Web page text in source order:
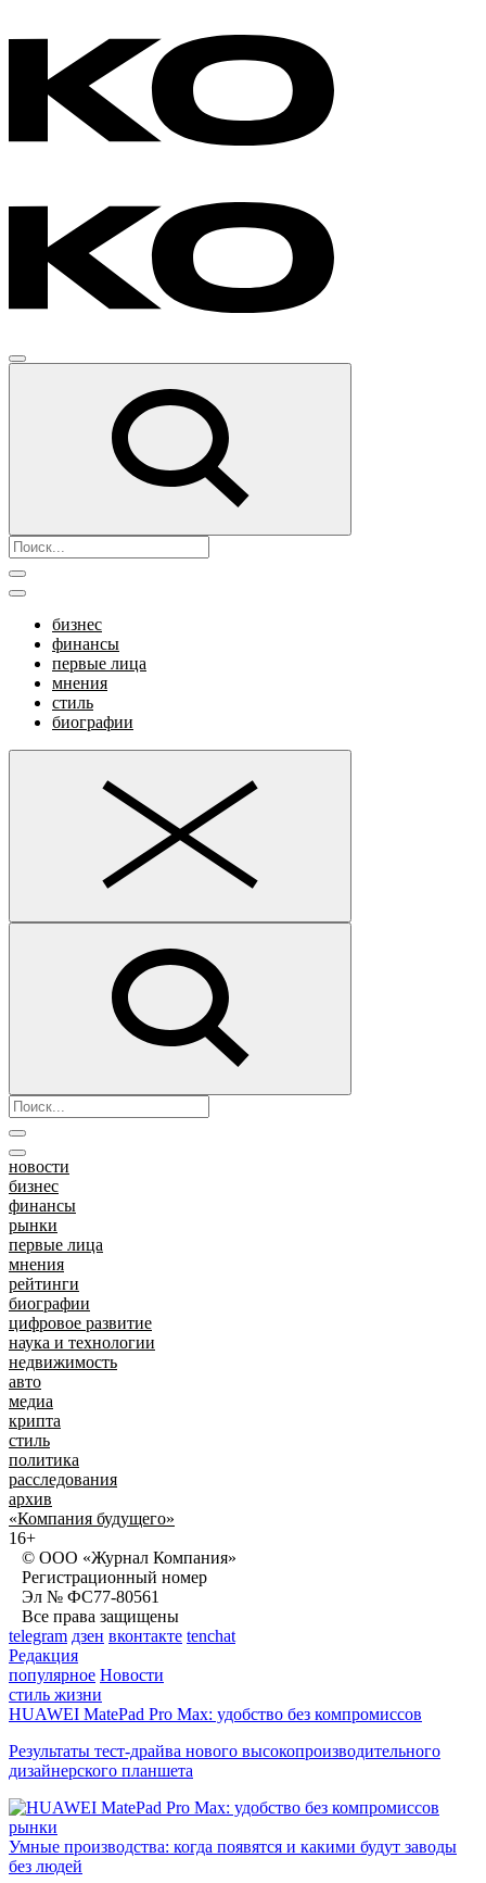
бизнес
финансы
первые лица
мнения
стиль
биографии
новости
бизнес
финансы
рынки
первые лица
мнения
рейтинги
биографии
цифровое развитие
наука и технологии
недвижимость
авто
медиа
крипта
стиль
политика
расследования
архив
«Компания будущего»
16+
© ООО «Журнал Компания»
Регистрационный номер
Эл № ФС77-80561
Все права защищены
telegram дзен вконтакте tenchat
Редакция
популярное Новости
стиль жизни
HUAWEI MatePad Pro Max: удобство без компромиссов
Результаты тест-драйва нового высокопроизводительного
дизайнерского планшета
рынки
Умные производства: когда появятся и какими будут заводы
без людей